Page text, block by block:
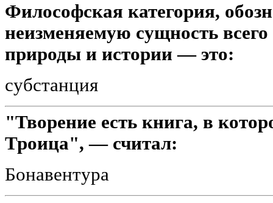
Философская категория,
неизменяемую сущность
природы и истории — это:
субстанция
"Творение есть книга, в
Троица", — считал:
Бонавентура